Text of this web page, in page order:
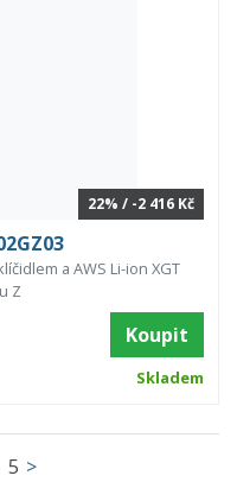
22% / -2 416 Kč
a AWS Li-ion XGT
Z
Koupit
Skladem
5 >